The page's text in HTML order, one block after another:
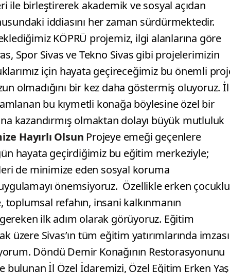
ile birleştirerek akademik ve sosyal açıdan
iddiasını her zaman sürdürmektedir.
KÖPRÜ projemiz, ilgi alanlarına göre
Spor Sivas ve Tekno Sivas gibi projelerimizin
için hayata geçireceğimiz bu önemli
olmadığını bir kez daha göstermiş oluyoruz. İl
bu kıymetli konağa böylesine özel bir
kazandırmış olmaktan dolayı büyük mutluluk
Hayırlı Olsun Projeye emeği geçenlere
hayata geçirdiğimiz bu eğitim merkeziyle;
de minimize eden sosyal koruma
önemsiyoruz. Özellikle erken
refahın, insani kalkınmanın
ilk adım olarak görüyoruz. Eğitim
üzere Sivas’ın tüm eğitim yatırımlarında imzası
Döndü Demir Konağının Restorasyonunu
İl Özel İdaremizi, Özel Eğitim Erken Yaş